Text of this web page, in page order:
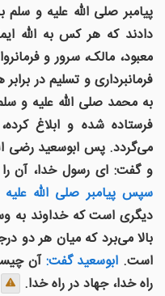
پیامبر صلی الله علیه و
دادند که هر کس به الله
معبود، مالک، سرور و
فرمانبرداری و تسلیم در
به محمد صلی الله علیه و
فرستاده شده و ابلاغ
می‌گردد. پس ابوسعید رضی
و گفت: ای رسول خدا، آن را
سپس پیامبر صلی الله
دیگری است که خداوند به
بالا می‌برد که میان هر دو
است. ابوسعید گفت:آن
راه خدا، جهاد در راه خدا.